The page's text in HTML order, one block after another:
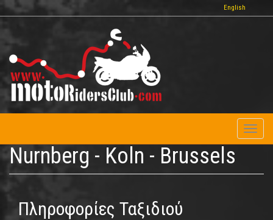
Παράκαμψη
προς
κυρίως
περιεχόμενο
English
Nurnberg - Koln - Brussels
Πληροφορίες Ταξιδιού